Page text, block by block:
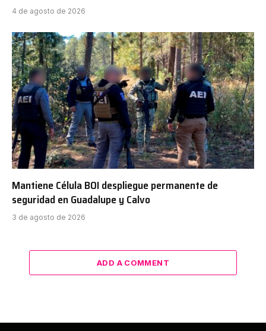
4 de agosto de 2026
Mantiene Célula BOI despliegue permanente de
seguridad en Guadalupe y Calvo
3 de agosto de 2026
ADD A COMMENT